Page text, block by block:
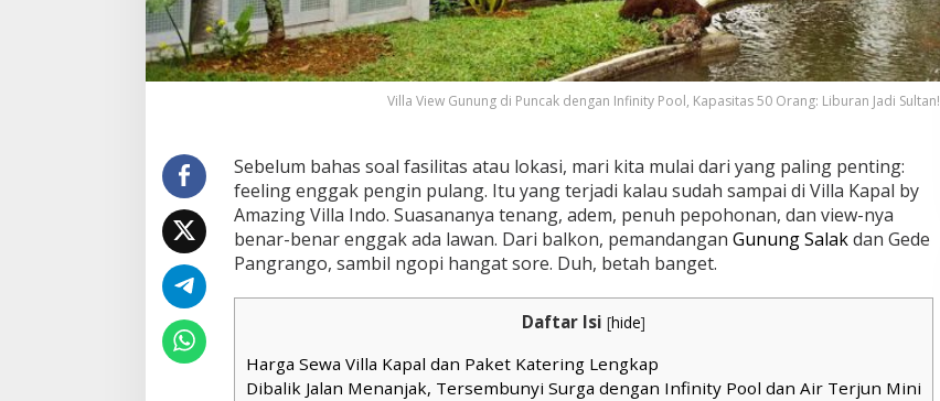
Villa View Gunung di Puncak dengan Infinity Pool, Kapasitas 50 Orang: Liburan Jadi Sultan!
Sebelum bahas soal fasilitas atau lokasi, mari kita mulai dari yang paling penting:
feeling enggak pengin pulang. Itu yang terjadi kalau sudah sampai di Villa Kapal by
Amazing Villa Indo. Suasananya tenang, adem, penuh pepohonan, dan view-nya
benar-benar enggak ada lawan. Dari balkon, pemandangan Gunung Salakdan Gede
Pangrango, sambil ngopi hangat sore. Duh, betah banget.
Daftar Isi [hide]
Harga Sewa Villa Kapal dan Paket Katering Lengkap
Dibalik Jalan Menanjak, Tersembunyi Surga dengan Infinity Pool dan Air Terjun Mini